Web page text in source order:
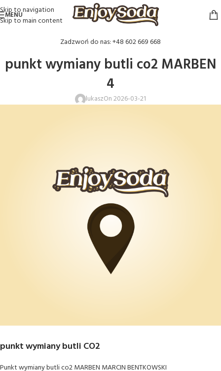
Skip to navigation
Skip to main content
MENU
Zadzwoń do nas: +48 602 669 668
punkt wymiany butli co2 MARBEN
4
lukaszOn 2026-03-21
punkt wymiany butli CO2
Punkt wymiany butli co2 MARBEN MARCIN BENTKOWSKI